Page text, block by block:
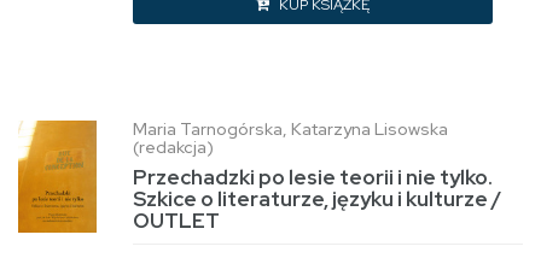
KUP KSIĄŻKĘ
Maria Tarnogórska, Katarzyna Lisowska
(redakcja)
Przechadzki po lesie teorii i nie tylko.
Szkice o literaturze, języku i kulturze /
OUTLET